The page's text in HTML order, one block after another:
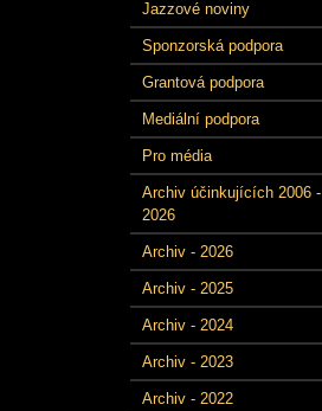
Jazzové noviny
Sponzorská podpora
Grantová podpora
Mediální podpora
Pro média
Archiv účinkujících 2006 -
2026
Archiv - 2026
Archiv - 2025
Archiv - 2024
Archiv - 2023
Archiv - 2022